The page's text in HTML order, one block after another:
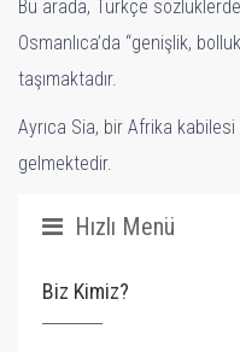
Bu arada, Türkçe
Osmanlıca’da “genişlik,
taşımaktadır.
Ayrıca Sia, bir Afrika kabilesi
gelmektedir.
Hızlı Menü
Biz Kimiz?